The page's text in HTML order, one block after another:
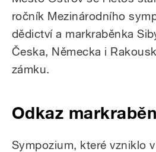
ročník Mezinárodního
dědictví a markraběnka
Česka, Německa i
zámku.
Odkaz
Sympozium, které vzniklo